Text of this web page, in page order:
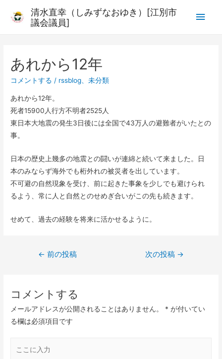
清水直幸（しみずなおゆき）[江別市
議会議員]
あれから12年
コメントする / rssblog、未分類
あれから12年。
死者15900人行方不明者2525人
東日本大地震の発生3日後には全国で43万人の避難者がいたとの
事。
日本の歴史上幾多の地震との闘いが連綿と続いて来ました。日
本のみならず海外でも桁外れの被災者を出しています。
不可避の自然現象を受け、前に起きた事象を少しでも避けられ
るよう、常に人と自然とのせめぎ合いがこの先も続きます。
せめて、過去の経験を将来に活かせるように。
← 前の投稿 次の投稿 →
コメントする
メールアドレスが公開されることはありません。 * が付いてい
る欄は必須項目です